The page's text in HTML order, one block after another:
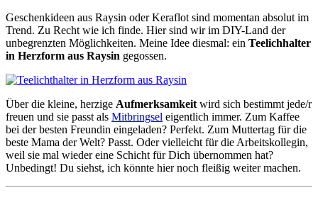
Geschenkideen aus Raysin oder Keraflot sind momentan absolut im
Trend. Zu Recht wie ich finde. Hier sind wir im DIY-Land der
unbegrenzten Möglichkeiten. Meine Idee diesmal: ein Teelichhalter
in Herzform aus Raysin gegossen.
Über die kleine, herzige Aufmerksamkeit wird sich bestimmt jede/r
freuen und sie passt als Mitbringsel eigentlich immer. Zum Kaffee
bei der besten Freundin eingeladen? Perfekt. Zum Muttertag für die
beste Mama der Welt? Passt. Oder vielleicht für die Arbeitskollegin,
weil sie mal wieder eine Schicht für Dich übernommen hat?
Unbedingt! Du siehst, ich könnte hier noch fleißig weiter machen.